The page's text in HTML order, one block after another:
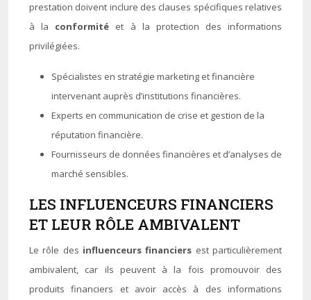
prestation doivent inclure des clauses spécifiques relatives
à la conformité et à la protection des informations
privilégiées.
Spécialistes en stratégie marketing et financière
intervenant auprès d’institutions financières.
Experts en communication de crise et gestion de la
réputation financière.
Fournisseurs de données financières et d’analyses de
marché sensibles.
LES INFLUENCEURS FINANCIERS
ET LEUR RÔLE AMBIVALENT
Le rôle des influenceurs financiers est particulièrement
ambivalent, car ils peuvent à la fois promouvoir des
produits financiers et avoir accès à des informations